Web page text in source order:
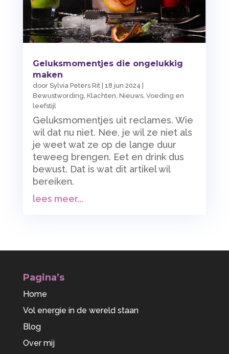
Geluksmomentjes die ongelukkig
maken
door Sylvia Peters Rit| 18 jun 2024
Bewustwording, Klachten, Nieuws, Voeding en
leefstijl
Geluksmomentjes uit reclames. Wie
wil dat nu niet. Nee, je wil ze niet als
je weet wat ze op de lange duur
teweeg brengen. Eet en drink dus
bewust. Dat is wat dit artikel wil
bereiken.
lees meer...
Pagina’s
Home
Vol energie in de wereld staan
Blog
Over mij